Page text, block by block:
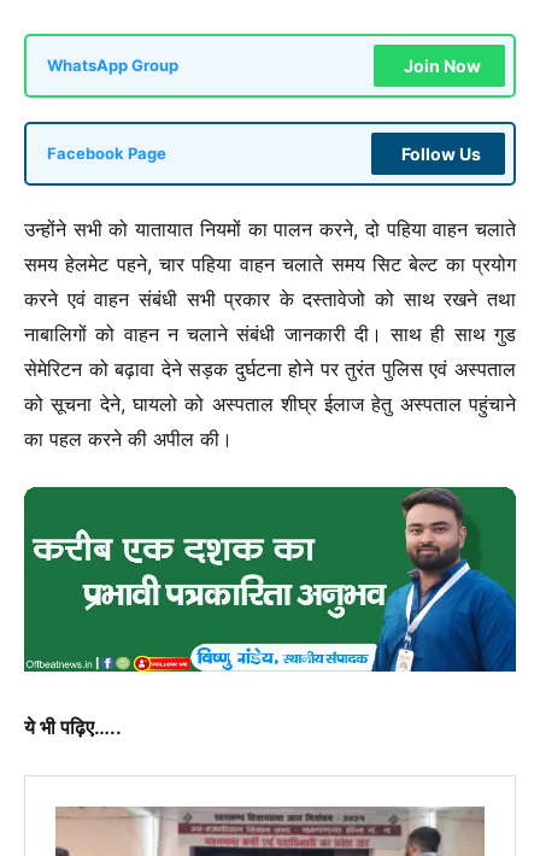
WhatsApp Group Join Now
Facebook Page Follow Us
उन्होंने सभी को यातायात नियमों का पालन करने, दो पहिया वाहन चलाते
समय हेलमेट पहने, चार पहिया वाहन चलाते समय सिट बेल्ट का प्रयोग
करने एवं वाहन संबंधी सभी प्रकार के दस्तावेजो को साथ रखने तथा
नाबालिगों को वाहन न चलाने संबंधी जानकारी दी। साथ ही साथ गुड
सेमेरिटन को बढ़ावा देने सड़क दुर्घटना होने पर तुरंत पुलिस एवं अस्पताल
को सूचना देने, घायलो को अस्पताल शीघ्र ईलाज हेतु अस्पताल पहुंचाने
का पहल करने की अपील की।
ये भी पढ़िए…..